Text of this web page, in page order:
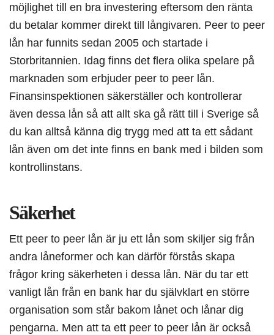
möjlighet till en bra investering eftersom den ränta
du betalar kommer direkt till långivaren. Peer to peer
lån har funnits sedan 2005 och startade i
Storbritannien. Idag finns det flera olika spelare på
marknaden som erbjuder peer to peer lån.
Finansinspektionen säkerställer och kontrollerar
även dessa lån så att allt ska gå rätt till i Sverige så
du kan alltså känna dig trygg med att ta ett sådant
lån även om det inte finns en bank med i bilden som
kontrollinstans.
Säkerhet
Ett peer to peer lån är ju ett lån som skiljer sig från
andra låneformer och kan därför förstås skapa
frågor kring säkerheten i dessa lån. När du tar ett
vanligt lån från en bank har du självklart en större
organisation som står bakom lånet och lånar dig
pengarna. Men att ta ett peer to peer lån är också